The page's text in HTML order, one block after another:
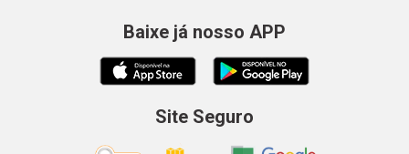
Baixe já nosso APP
Site Seguro